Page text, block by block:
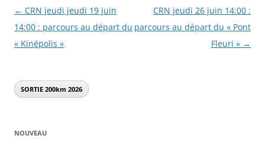
Navigation
des
articles
← CRN jeudi jeudi 19 juin
14:00 : parcours au départ du
« Kinépolis »
CRN jeudi 26 juin 14:00 :
parcours au départ du « Pont
Fleuri » →
SORTIE 200km 2026
NOUVEAU